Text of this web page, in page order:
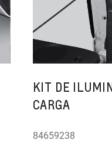
KIT DE
CARGA
84659238